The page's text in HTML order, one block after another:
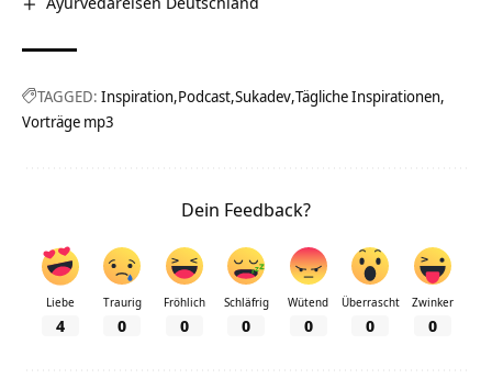
TAGGED: Inspiration Podcast Sukadev Tägliche Inspirationen
Vorträge mp3
Dein Feedback?
Liebe
4
Traurig
0
Fröhlich
0
Schläfrig
0
Wütend
0
Überrascht
0
Zwinker
0